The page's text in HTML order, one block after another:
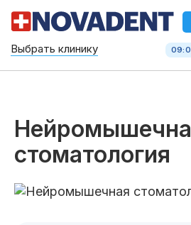
-->
8 495 587 09 09
Выбрать клинику
стоматология